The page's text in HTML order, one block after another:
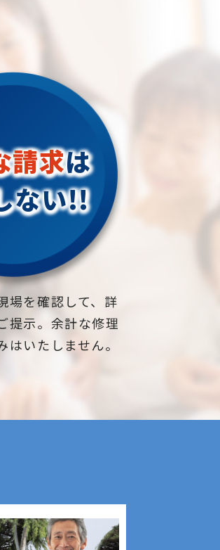
請求は
ない!!
場を確認して、詳
提示。余計な修理
いたしません。